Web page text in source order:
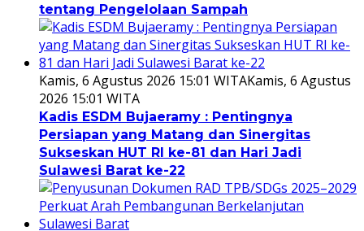
tentang Pengelolaan Sampah
Kamis, 6 Agustus 2026 15:01 WITAKamis, 6 Agustus
2026 15:01 WITA
Kadis ESDM Bujaeramy : Pentingnya
Persiapan yang Matang dan Sinergitas
Sukseskan HUT RI ke-81 dan Hari Jadi
Sulawesi Barat ke-22